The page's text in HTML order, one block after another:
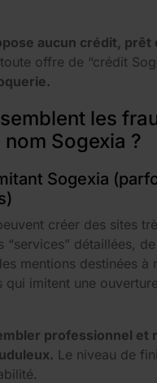
aucun crédit, prêt
offre de “crédit
les
Sogexia ?
Sogexia
créer des sites
“services” détaillées,
mentions destinées à
qui imitent une
professionnel et
Le niveau de